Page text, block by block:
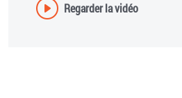
Regarder la vidéo